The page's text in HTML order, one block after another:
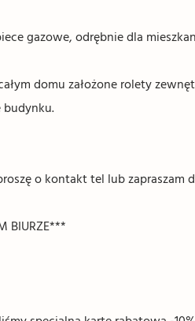
gazowe, odrębnie dla
domu założone rolety
o kontakt tel lub zapraszam
BIURZE***